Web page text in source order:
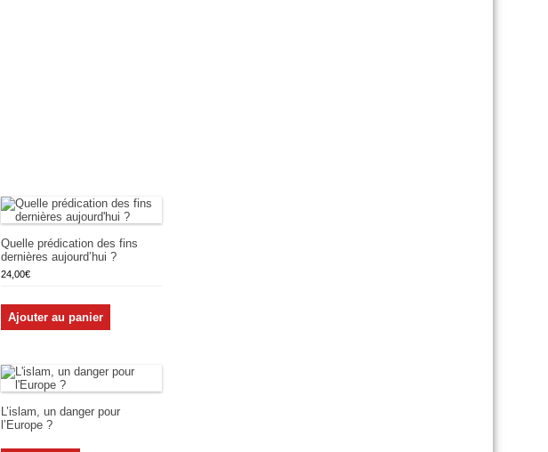
Quelle prédication des fins
dernières aujourd’hui ?
24,00€
Ajouter au panier
L’islam, un danger pour
l’Europe ?